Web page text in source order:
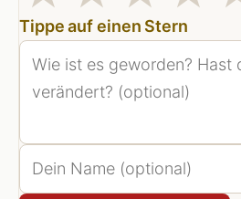
Tippe auf einen Stern